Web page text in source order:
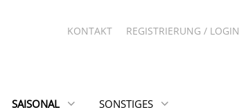
KONTAKT REGISTRIERUNG / LOGIN
SAISONAL SONSTIGES